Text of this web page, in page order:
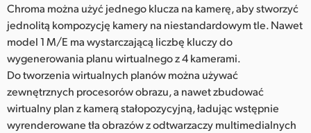
Chroma można użyć jednego klucza na kamerę, aby stworzyć
jednolitą kompozycję kamery na niestandardowym tle. Nawet
model 1 M/E ma wystarczającą liczbę kluczy do
wygenerowania planu wirtualnego z 4 kamerami.
Do tworzenia wirtualnych planów można używać
zewnętrznych procesorów obrazu, a nawet zbudować
wirtualny plan z kamerą stałopozycyjną, ładując wstępnie
wyrenderowane tła obrazów z odtwarzaczy multimedialnych